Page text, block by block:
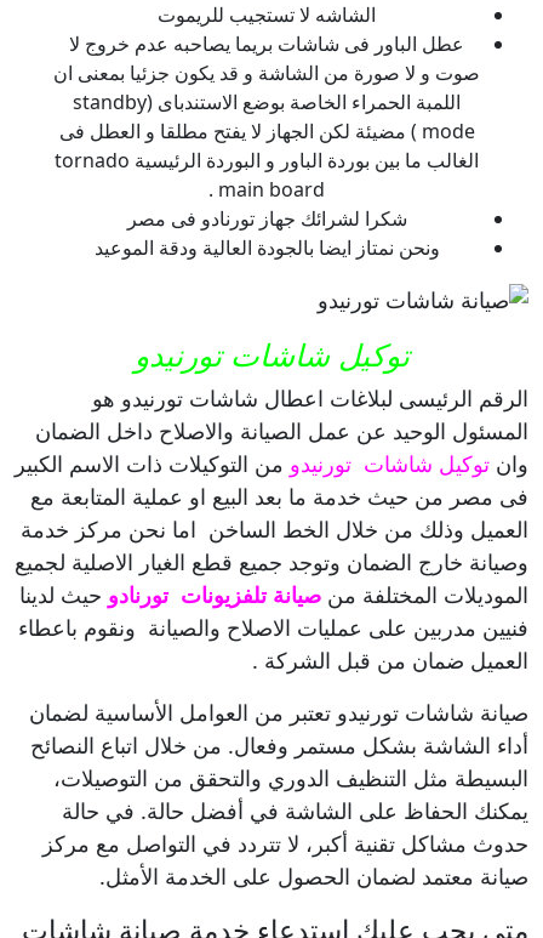
الشاشه لا تستجيب للريموت
عطل الباور فى شاشات بريما يصاحبه عدم خروج لا
صوت و لا صورة من الشاشة و قد يكون جزئيا بمعنى ان
اللمبة الحمراء الخاصة بوضع الاستندباى (standby
mode ) مضيئة لكن الجهاز لا يفتح مطلقا و العطل فى
الغالب ما بين بوردة الباور و البوردة الرئيسية tornado
main board .
شكرا لشرائك جهاز تورنادو فى مصر
ونحن نمتاز ايضا بالجودة العالية ودقة الموعيد
توكيل شاشات تورنيدو
الرقم الرئيسى لبلاغات اعطال شاشات تورنيدو هو
المسئول الوحيد عن عمل الصيانة والاصلاح داخل الضمان
وان توكيل شاشات تورنيدو من التوكيلات ذات الاسم الكبير
فى مصر من حيث خدمة ما بعد البيع او عملية المتابعة مع
العميل وذلك من خلال الخط الساخن اما نحن مركز خدمة
وصيانة خارج الضمان وتوجد جميع قطع الغيار الاصلية لجميع
الموديلات المختلفة من صيانة تلفزيونات تورنادو حيث لدينا
فنيين مدربين على عمليات الاصلاح والصيانة ونقوم باعطاء
العميل ضمان من قبل الشركة .
صيانة شاشات تورنيدو تعتبر من العوامل الأساسية لضمان
أداء الشاشة بشكل مستمر وفعال. من خلال اتباع النصائح
البسيطة مثل التنظيف الدوري والتحقق من التوصيلات،
يمكنك الحفاظ على الشاشة في أفضل حالة. في حالة
حدوث مشاكل تقنية أكبر، لا تتردد في التواصل مع مركز
صيانة معتمد لضمان الحصول على الخدمة الأمثل.
متى يجب عليك استدعاء خدمة صيانة شاشات